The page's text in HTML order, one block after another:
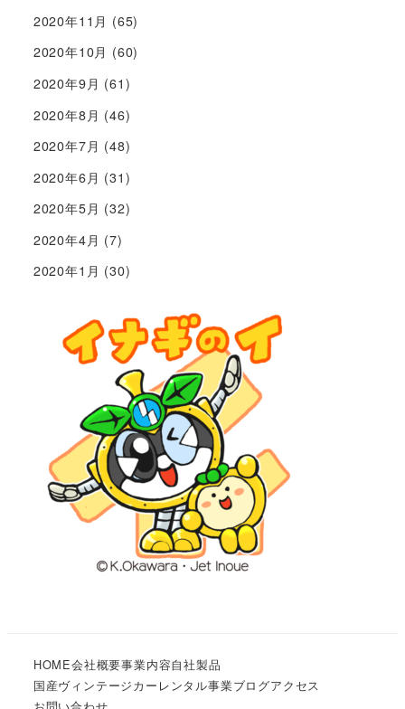
2020年11月 (65)
2020年10月 (60)
2020年9月 (61)
2020年8月 (46)
2020年7月 (48)
2020年6月 (31)
2020年5月 (32)
2020年4月 (7)
2020年1月 (30)
HOME会社概要事業内容自社製品
国産ヴィンテージカーレンタル事業ブログアクセス